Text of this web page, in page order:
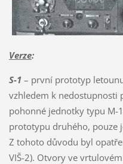
Verze:
S-1– první prototyp
vzhledem k nedostupnosti
pohonné jednotky typu M-
prototypu druhého, pouze
Z tohoto důvodu byl
VIŠ-2). Otvory ve